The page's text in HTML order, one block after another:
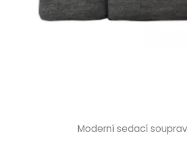
Moderní sedací